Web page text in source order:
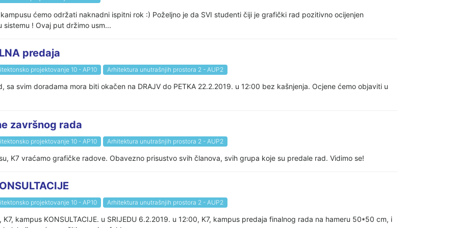
ćemo održati naknadni ispitni rok :) Poželjno je da SVI studenti čiji je grafički rad pozitivno ocijenjen
! Ovaj put držimo usm...
predaja
projektovanje 10 - AP10 Arhitektura unutrašnjih prostora 2 - AUP2
svim doradama mora biti okačen na DRAJV do PETKA 22.2.2019. u 12:00 bez kašnjenja. Ocjene ćemo objaviti u
završnog rada
projektovanje 10 - AP10 Arhitektura unutrašnjih prostora 2 - AUP2
K7 vraćamo grafičke radove. Obavezno prisustvo svih članova, svih grupa koje su predale rad. Vidimo se!
projektovanje 10 - AP10 Arhitektura unutrašnjih prostora 2 - AUP2
kampus KONSULTACIJE. u SRIJEDU 6.2.2019. u 12:00, K7, kampus predaja finalnog rada na hameru 50*50 cm, i